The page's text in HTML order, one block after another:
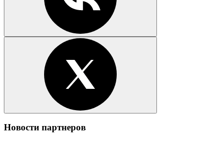
Новости партнеров